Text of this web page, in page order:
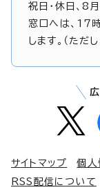
祝日・休日、
窓口へは、17
します。（た
サイトマップ 個人
RSS配信について